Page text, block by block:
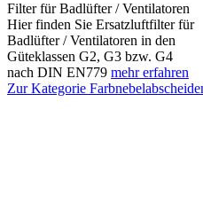
Filter für Badlüfter / Ventilatoren
Hier finden Sie Ersatzluftfilter für
Badlüfter / Ventilatoren in den
Güteklassen G2, G3 bzw. G4
nach DIN EN779 mehr erfahren
Zur Kategorie